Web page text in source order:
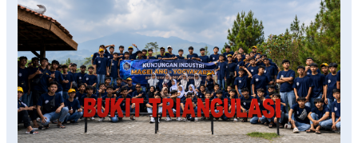
Begini
Hype
Seru
Kunjungan
Industri
Kelas
X